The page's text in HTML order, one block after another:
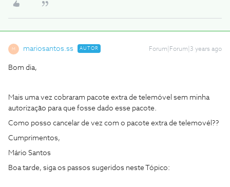
M mariosantos.ss AUTOR Forum|Forum|3 years ago
Bom dia,
Mais uma vez cobraram pacote extra de telemóvel sem minha
autorização para que fosse dado esse pacote.
Como posso cancelar de vez com o pacote extra de telemovél??
Cumprimentos,
Mário Santos
Boa tarde, siga os passos sugeridos neste Tópico: